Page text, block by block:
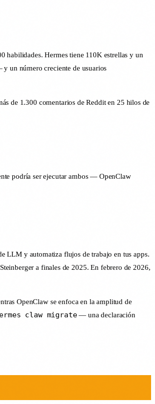
habilidades. Hermes tiene 110K estrellas y un
un número creciente de usuarios
de 1.300 comentarios de Reddit en 25 hilos de
podría ser ejecutar ambos — OpenClaw
LLM y automatiza flujos de trabajo en tus apps.
a finales de 2025. En febrero de 2026,
OpenClaw se enfoca en la amplitud de
claw migrate— una declaración